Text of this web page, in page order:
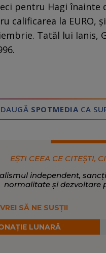
pentru Hagi înainte
calificarea la EURO,
Tatăl lui Ianis,
SPOTMEDIA CA
EȘTI CEEA CE CITEȘTI,
independent,
normalitate și dezvoltare
SĂ NE SUSȚII
LUNARĂ